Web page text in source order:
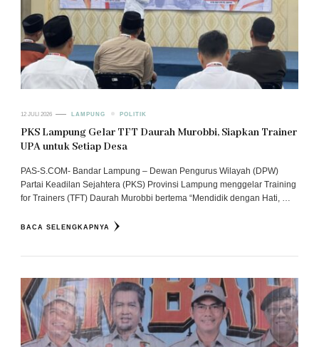
12 JULI 2026 LAMPUNG POLITIK
PKS Lampung Gelar TFT Daurah Murobbi, Siapkan Trainer
UPA untuk Setiap Desa
PAS-S.COM- Bandar Lampung – Dewan Pengurus Wilayah (DPW)
Partai Keadilan Sejahtera (PKS) Provinsi Lampung menggelar Training
for Trainers (TFT) Daurah Murobbi bertema “Mendidik dengan Hati, …
BACA SELENGKAPNYA